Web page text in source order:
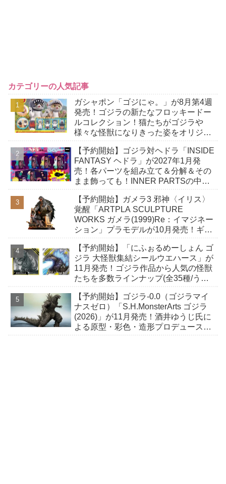
カテゴリーの人気記事
ガシャポン「ゴジにゃ。」が8月第4週
発売！ゴジラの新たなフロッキードー
ルコレクション！猫たちがゴジラや
様々な怪獣になりきった姿をオリジナ
【予約開始】ゴジラ対ヘドラ「INSIDE
FANTASY ヘドラ」が2027年1月発
売！各パーツを組み立て＆分解＆その
まま飾っても！INNER PARTSの中に
【予約開始】ガメラ3 邪神〈イリス〉
覚醒「ARTPLA SCULPTURE
WORKS ガメラ(1999)Re：イマジネー
ション」プラモデルが10月発売！ギャ
緊迫の瞬間！
【予約開始】「にふぉるめーしょん ゴ
ジラ 大怪獣集結シールウエハース」が
11月発売！ゴジラ作品から人気の怪獣
たちを多数ラインナップ(全35種/うち
加工！
【予約開始】ゴジラ-0.0（ゴジラマイ
ナスゼロ）「S.H.MonsterArts ゴジラ
(2026)」が11月発売！酒井ゆうじ氏に
よる原型・彩色・造形プロデュースに